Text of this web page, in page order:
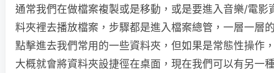
通常我們在做檔案複製或是移動，或是要進入音樂/電影
料夾裡去播放檔案，步驟都是進入檔案總管，一層一層
點擊進去我們常用的一些資料夾，但如果是常態性操作
大概就會將資料夾設捷徑在桌面，現在我們可以有另一